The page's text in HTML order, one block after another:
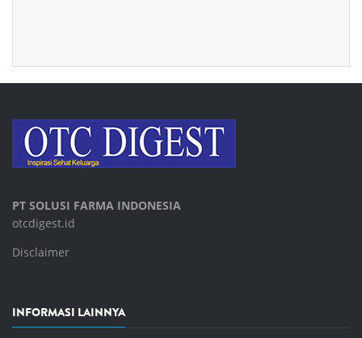
PT SOLUSI FARMA INDONESIA
otcdigest.id
Disclaimer
INFORMASI LAINNYA